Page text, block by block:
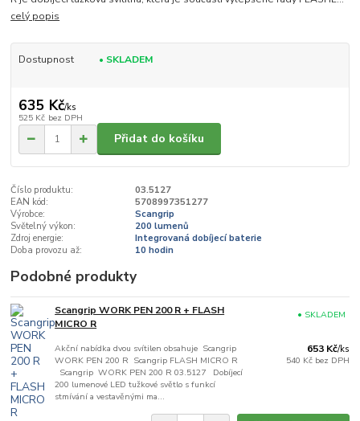
celý popis
Dostupnost • SKLADEM
635 Kč/ks
525 Kč bez DPH
Přidat do košíku
Číslo produktu:
03.5127
EAN kód:
5708997351277
Výrobce:
Scangrip
Světelný výkon:
200 lumenů
Zdroj energie:
Integrovaná dobíjecí baterie
Doba provozu až:
10 hodin
Podobné produkty
Scangrip WORK PEN 200 R + FLASH
MICRO R
Akční nabídka dvou svítilen obsahuje Scangrip
WORK PEN 200 R Scangrip FLASH MICRO R
Scangrip WORK PEN 200 R 03.5127 Dobíjecí
200 lumenové LED tužkové světlo s funkcí
stmívání a vestavěnými ma...
653 Kč/ks
540 Kč bez DPH
• SKLADEM